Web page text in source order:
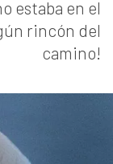
estaba en el
rincón del
camino!